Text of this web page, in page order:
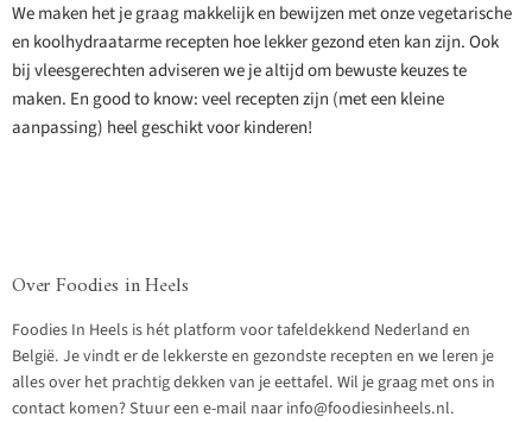
We maken het je graag makkelijk en bewijzen met onze vegetarische
en koolhydraatarme recepten hoe lekker gezond eten kan zijn. Ook
bij vleesgerechten adviseren we je altijd om bewuste keuzes te
maken. En good to know: veel recepten zijn (met een kleine
aanpassing) heel geschikt voor kinderen!
Over Foodies in Heels
Foodies In Heels is hét platform voor tafeldekkend Nederland en
België. Je vindt er de lekkerste en gezondste recepten en we leren je
alles over het prachtig dekken van je eettafel. Wil je graag met ons in
contact komen? Stuur een e-mail naar info@foodiesinheels.nl.